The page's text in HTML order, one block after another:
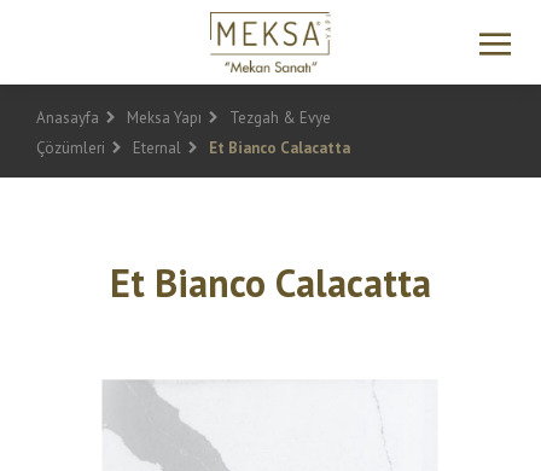
Anasayfa Meksa Yapı
Tezgah & Evye
Çözümleri
Eternal Et Bianco Calacatta
Et Bianco Calacatta